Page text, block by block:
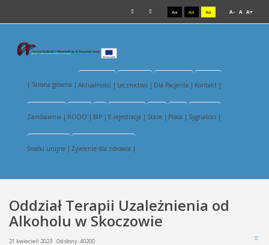
Aa Aa Aa A- A A+
| Strona główna | Aktualności | Lecznictwo | Dla Pacjenta | Kontakt |
Zamówienia | RODO | BIP | E-rejestracja | Staże | Praca | Sygnaliści |
Środki unijne | Żywienie dla zdrowia |
Oddział Terapii Uzależnienia od
Alkoholu w Skoczowie
21 kwiecień 2023 Odsłony: 40200